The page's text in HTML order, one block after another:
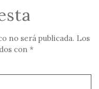
no será publicada. Los
con *